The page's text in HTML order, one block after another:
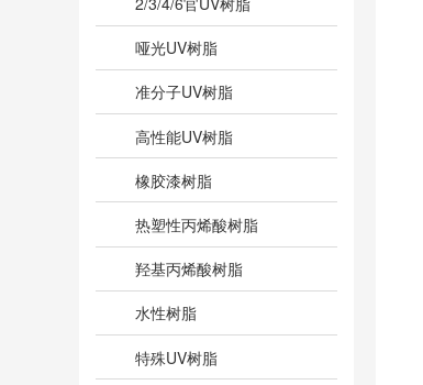
哑光UV树脂
准分子UV树脂
高性能UV树脂
橡胶漆树脂
热塑性丙烯酸树脂
羟基丙烯酸树脂
水性树脂
特殊UV树脂